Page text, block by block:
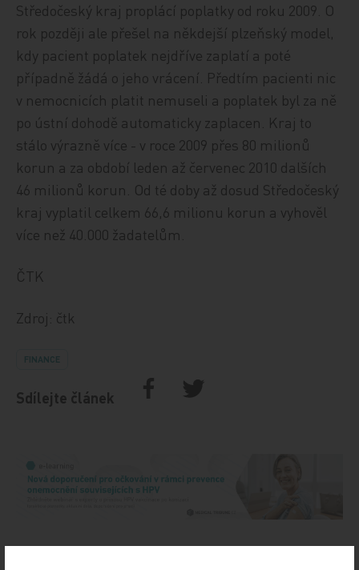
Středočeský kraj proplácí poplatky od roku 2009. O
rok později ale přešel na někdejší plzeňský model,
kdy pacient poplatek nejdříve zaplatí a poté
případně žádá o jeho vrácení. Předtím pacienti nic
v nemocnicích platit nemuseli a poplatek byl za ně
po ústní dohodě automaticky zaplacen. Kraj to
stálo výrazně více - v roce 2009 přes 80 milionů
korun a za období leden až červenec 2010 dalších
46 milionů korun. Od té doby až dosud Středočeský
kraj vyplatil celkem 66,6 milionu korun a vyhověl
více než 40.000 žadatelům.
ČTK
Zdroj: čtk
FINANCE
Sdílejte článek